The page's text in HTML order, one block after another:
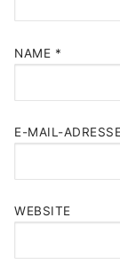
NAME *
E-MAIL-
WEBSITE